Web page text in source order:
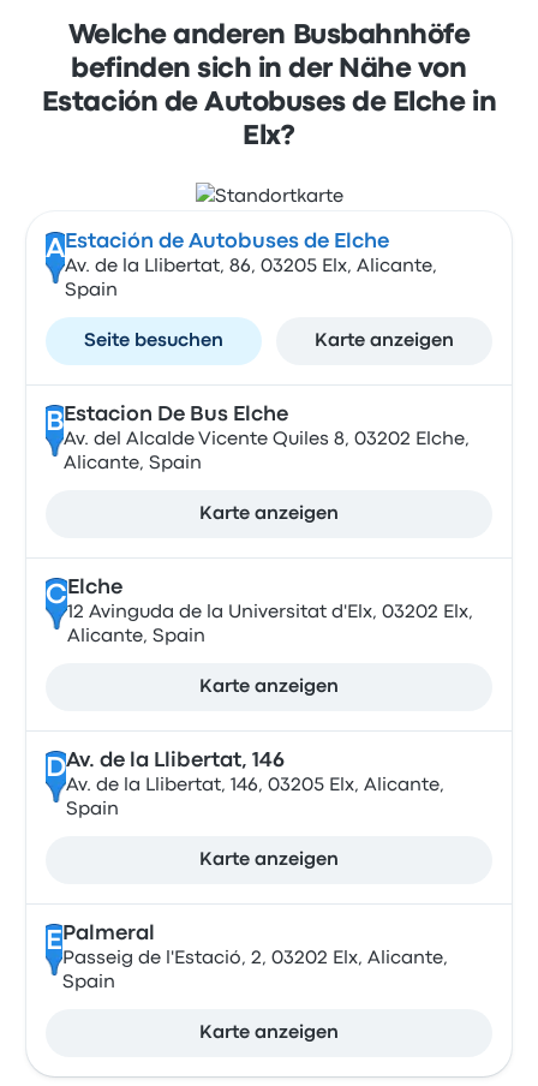
Welche anderen Busbahnhöfe
befinden sich in der Nähe von
Estación de Autobuses de Elche in
Elx?
A Estación de Autobuses de Elche
Av. de la Llibertat, 86, 03205 Elx, Alicante,
Spain
Seite besuchen Karte anzeigen
B Estacion De Bus Elche
Av. del Alcalde Vicente Quiles 8, 03202 Elche,
Alicante, Spain
Karte anzeigen
CElche
12 Avinguda de la Universitat d'Elx, 03202 Elx,
Alicante, Spain
Karte anzeigen
DAv. de la Llibertat, 146
Av. de la Llibertat, 146, 03205 Elx, Alicante,
Spain
Karte anzeigen
E Palmeral
Passeig de l'Estació, 2, 03202 Elx, Alicante,
Spain
Karte anzeigen